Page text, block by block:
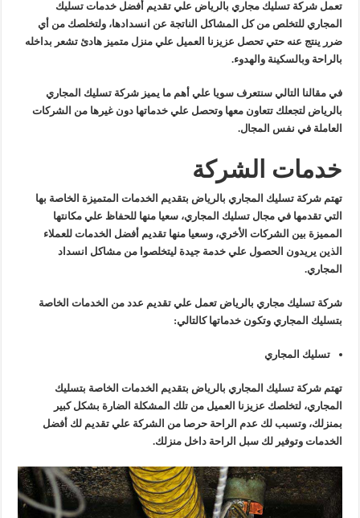
تعمل شركة تسليك مجاري بالرياض علي تقديم أفضل خدمات تسليك
المجاري للتخلص من كل المشاكل الناتجة عن انسدادها، ولتخلصك من أي
ضرر ينتج عنه حتي تحصل عزيزنا العميل علي منزل متميز هادئ تشعر بداخله
بالراحة وبالسكينة والهدوء.
في مقالنا التالي سنتعرف سويا علي أهم ما يميز شركة تسليك المجاري
بالرياض لتجعلك تتعاون معها وتحصل علي خدماتها دون غيرها من الشركات
العاملة في نفس المجال.
خدمات الشركة
تهتم شركة تسليك المجاري بالرياض بتقديم الخدمات المتميزة الخاصة بها
التي تقدمها في مجال تسليك المجاري، سعيا منها للحفاظ علي مكانتها
المميزة بين الشركات الأخري، وسعيا منها تقديم أفضل الخدمات للعملاء
الذين يريدون الحصول علي خدمة جيدة ليتخلصوا من مشاكل انسداد
المجاري.
شركة تسليك مجاري بالرياض تعمل علي تقديم عدد من الخدمات الخاصة
بتسليك المجاري وتكون خدماتها كالتالي:
تسليك المجاري
تهتم شركة تسليك المجاري بالرياض بتقديم الخدمات الخاصة بتسليك
المجاري، لتخلصك عزيزنا العميل من تلك المشكلة الضارة بشكل كبير
بمنزلك، وتسبب لك عدم الراحة حرصا من الشركة علي تقديم لك أفضل
الخدمات وتوفير لك سبل الراحة داخل منزلك.